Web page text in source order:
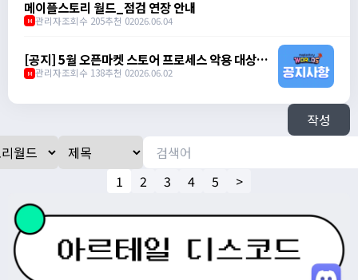
메이플스토리 월드_점검 연장 안내
M 관리자조회수 205추천 02026.06.04
[공지] 5월 오픈마켓 스토어 프로세스 악용 대상자
제재 안내
M 관리자조회수 138추천 02026.06.02
작성
1 2 3 4 5 >